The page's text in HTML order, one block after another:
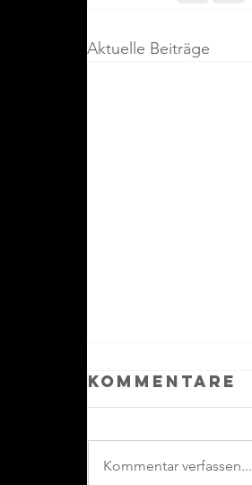
Aktuelle Beiträge
Kommentare
Kommentar verfassen...